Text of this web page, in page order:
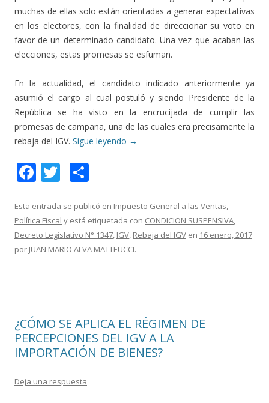
muchas de ellas solo están orientadas a generar expectativas
en los electores, con la finalidad de direccionar su voto en
favor de un determinado candidato. Una vez que acaban las
elecciones, estas promesas se esfuman.
En la actualidad, el candidato indicado anteriormente ya
asumió el cargo al cual postuló y siendo Presidente de la
República se ha visto en la encrucijada de cumplir las
promesas de campaña, una de las cuales era precisamente la
rebaja del IGV. Sigue leyendo →
F
e
b
o
T
itt
er
m
p
ar
Esta entrada se publicó en Impuesto General a las Ventas,
Política Fiscal y está etiquetada con CONDICION SUSPENSIVA,
Decreto Legislativo N° 1347, IGV, Rebaja del IGV en 16 enero, 2017
por JUAN MARIO ALVA MATTEUCCI.
¿CÓMO SE APLICA EL RÉGIMEN DE
PERCEPCIONES DEL IGV A LA
IMPORTACIÓN DE BIENES?
Deja una respuesta